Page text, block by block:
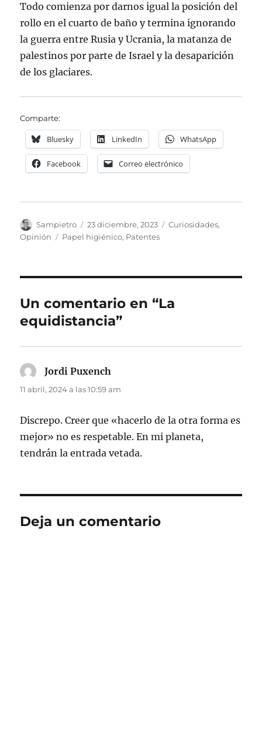
Todo comienza por darnos igual la posición del
rollo en el cuarto de baño y termina ignorando
la guerra entre Rusia y Ucrania, la matanza de
palestinos por parte de Israel y la desaparición
de los glaciares.
Comparte:
Bluesky LinkedIn WhatsApp
Facebook Correo electrónico
Autor
Sampietro
Publicado
el
23 diciembre, 2023 Categorías
Curiosidades,
Opinión
Etiquetas
Papel higiénico, Patentes
Un comentario en “La
equidistancia”
Jordi Puxench
11 abril, 2024 a las 10:59 am
Discrepo. Creer que «hacerlo de la otra forma es
mejor» no es respetable. En mi planeta,
tendrán la entrada vetada.
Deja un comentario